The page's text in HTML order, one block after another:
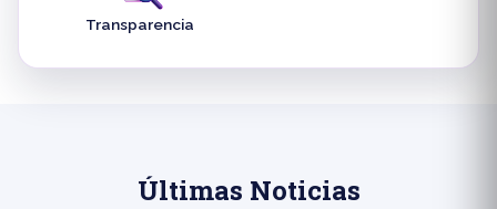
Transparencia
Últimas Noticias